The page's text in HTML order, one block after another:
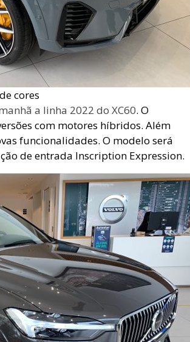
cores
a linha 2022 do XC60. O
com motores híbridos. Além
funcionalidades. O modelo será
de entrada Inscription Expression.